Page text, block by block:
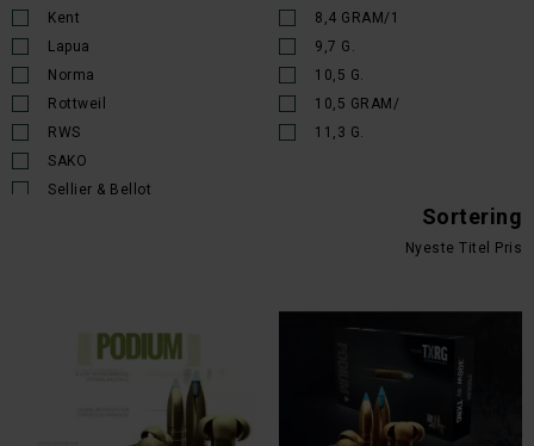
Kent
Lapua
Norma
Rottweil
RWS
SAKO
Sellier & Bellot
8,4 GRAM/1
9,7 G.
10,5 G.
10,5 GRAM/
11,3 G.
Sortering
Nyeste Titel Pris